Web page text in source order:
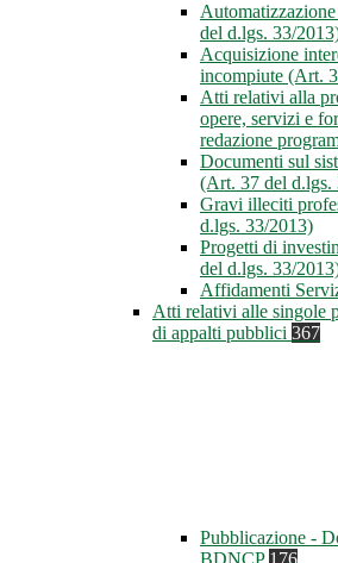
del d.lgs. 33/
Acquisizione
incompiute (Art.
Atti relativi alla
opere, servizi e
redazione
Documenti sul
(Art. 37 del d.lgs.
Gravi illeciti
d.lgs. 33/2013)
Progetti di
del d.lgs. 33/
Affidamenti
Atti relativi alle singole
di appalti pubblici 367
Pubblicazione -